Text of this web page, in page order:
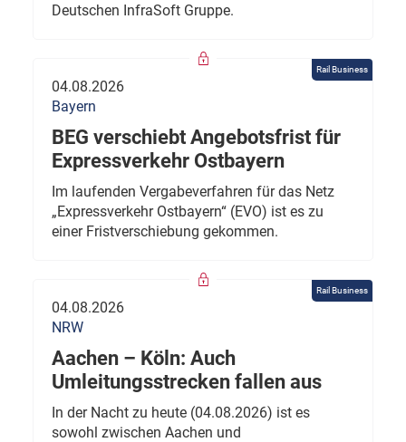
Deutschen InfraSoft Gruppe.
Rail Business
04.08.2026
Bayern
BEG verschiebt Angebotsfrist für
Expressverkehr Ostbayern
Im laufenden Vergabeverfahren für das Netz
„Expressverkehr Ostbayern“ (EVO) ist es zu
einer Fristverschiebung gekommen.
Rail Business
04.08.2026
NRW
Aachen – Köln: Auch
Umleitungsstrecken fallen aus
In der Nacht zu heute (04.08.2026) ist es
sowohl zwischen Aachen und